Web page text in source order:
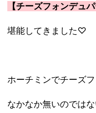
【チーズフォンデュ
堪能してきました♡
ホーチミンでチーズ
なかなか無いのではな